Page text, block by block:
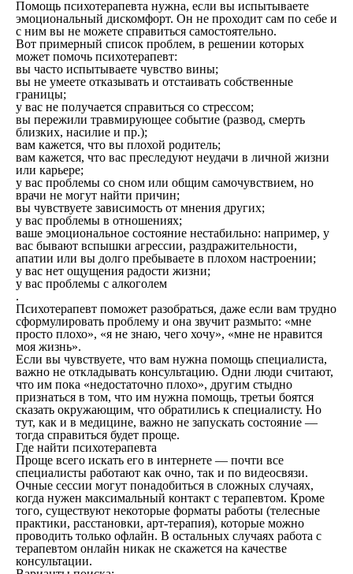
Помощь психотерапевта нужна, если вы испытываете
эмоциональный дискомфорт. Он не проходит сам по себе и
с ним вы не можете справиться самостоятельно.
Вот примерный список проблем, в решении которых
может помочь психотерапевт:
вы часто испытываете чувство вины;
вы не умеете отказывать и отстаивать собственные
границы;
у вас не получается справиться со стрессом;
вы пережили травмирующее событие (развод, смерть
близких, насилие и пр.);
вам кажется, что вы плохой родитель;
вам кажется, что вас преследуют неудачи в личной жизни
или карьере;
у вас проблемы со сном или общим самочувствием, но
врачи не могут найти причин;
вы чувствуете зависимость от мнения других;
у вас проблемы в отношениях;
ваше эмоциональное состояние нестабильно: например, у
вас бывают вспышки агрессии, раздражительности,
апатии или вы долго пребываете в плохом настроении;
у вас нет ощущения радости жизни;
у вас проблемы с алкоголем
.
Психотерапевт поможет разобраться, даже если вам трудно
сформулировать проблему и она звучит размыто: «мне
просто плохо», «я не знаю, чего хочу», «мне не нравится
моя жизнь».
Если вы чувствуете, что вам нужна помощь специалиста,
важно не откладывать консультацию. Одни люди считают,
что им пока «недостаточно плохо», другим стыдно
признаться в том, что им нужна помощь, третьи боятся
сказать окружающим, что обратились к специалисту. Но
тут, как и в медицине, важно не запускать состояние —
тогда справиться будет проще.
Где найти психотерапевта
Проще всего искать его в интернете — почти все
специалисты работают как очно, так и по видеосвязи.
Очные сессии могут понадобиться в сложных случаях,
когда нужен максимальный контакт с терапевтом. Кроме
того, существуют некоторые форматы работы (телесные
практики, расстановки, арт-терапия), которые можно
проводить только офлайн. В остальных случаях работа с
терапевтом онлайн никак не скажется на качестве
консультации.